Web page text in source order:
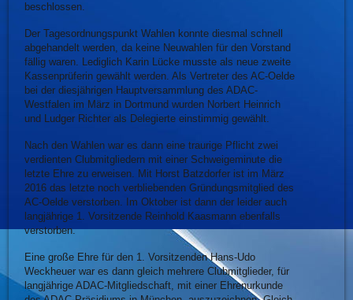
beschlossen.
Der Tagesordnungspunkt Wahlen konnte diesmal schnell
abgehandelt werden, da keine Neuwahlen für den Vorstand
fällig waren. Lediglich Karin Lücke musste als neue zweite
Kassenprüferin gewählt werden. Als Vertreter des AC-Oelde
bei der diesjährigen Hauptversammlung des ADAC-
Westfalen im März in Dortmund wurden Norbert Heinrich
und Ludger Richter als Delegierte einstimmig gewählt.
Nach den Wahlen war es dann eine traurige Pflicht zwei
verdienten Clubmitgliedern mit einer Schweigeminute die
letzte Ehre zu erweisen. Mit Horst Batzdorfer ist im März
2016 das letzte noch verbliebenden Gründungsmitglied des
AC-Oelde verstorben. Im Oktober ist dann der leider auch
langjährige 1. Vorsitzende Reinhold Kaasmann ebenfalls
verstorben.
Eine große Ehre für den 1. Vorsitzenden Hans-Udo
Weckheuer war es dann gleich mehrere Clubmitglieder, für
langjährige ADAC-Mitgliedschaft, mit einer Ehrenurkunde